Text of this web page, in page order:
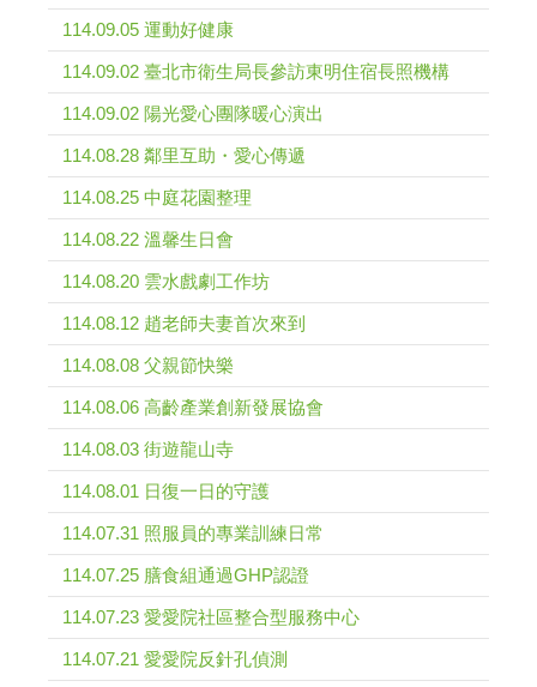
114.09.05 運動好健康
114.09.02 臺北市衛生局長參訪東明住宿長照機構
114.09.02 陽光愛心團隊暖心演出
114.08.28 鄰里互助・愛心傳遞
114.08.25 中庭花園整理
114.08.22 溫馨生日會
114.08.20 雲水戲劇工作坊
114.08.12 趙老師夫妻首次來到
114.08.08 父親節快樂
114.08.06 高齡產業創新發展協會
114.08.03 街遊龍山寺
114.08.01 日復一日的守護
114.07.31 照服員的專業訓練日常
114.07.25 膳食組通過GHP認證
114.07.23 愛愛院社區整合型服務中心
114.07.21 愛愛院反針孔偵測